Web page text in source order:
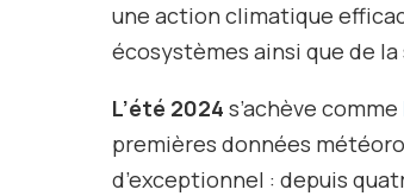
une action climatique
écosystèmes ainsi que de
L’été 2024 s’achève comme
premières données
d’exceptionnel : depuis